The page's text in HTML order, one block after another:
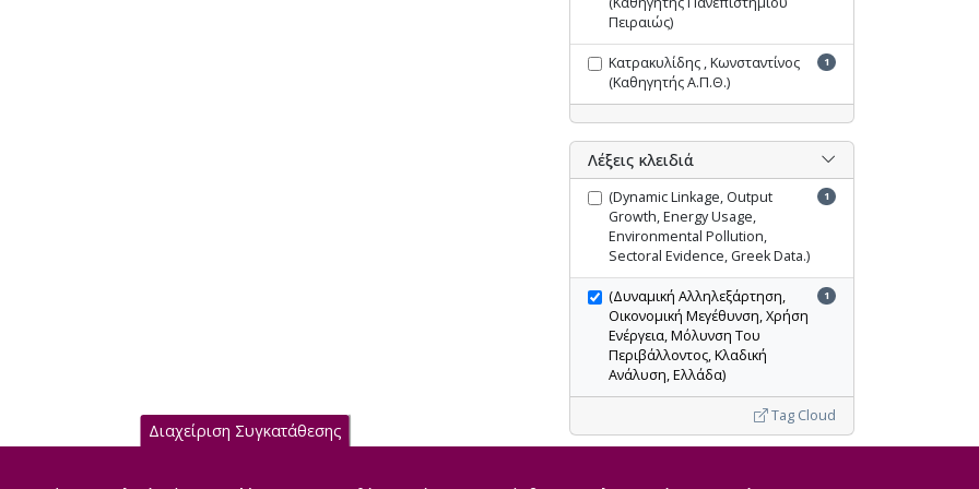
Πειραιώς)
Κατρακυλίδης , Κωνσταντίνος
(Καθηγητής Α.Π.Θ.)
1
Λέξεις κλειδιά
(Dynamic Linkage, Output
Growth, Energy Usage,
Environmental Pollution,
Sectoral Evidence, Greek Data.)
1
(Δυναμική Αλληλεξάρτηση,
Οικονομική Μεγέθυνση, Χρήση
Ενέργεια, Μόλυνση Του
Περιβάλλοντος, Κλαδική
Ανάλυση, Ελλάδα)
1
Tag Cloud
Διαχείριση Συγκατάθεσης